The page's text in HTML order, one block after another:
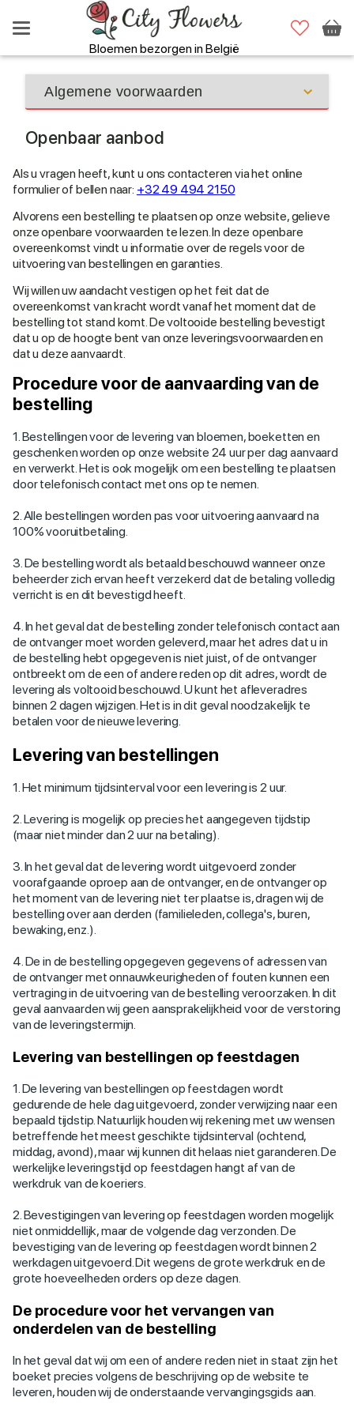
Bloemen bezorgen in België
Openbaar aanbod
Als u vragen heeft, kunt u ons contacteren via het online
formulier of bellen naar: +32 49 494 2150
Alvorens een bestelling te plaatsen op onze website, gelieve
onze openbare voorwaarden te lezen. In deze openbare
overeenkomst vindt u informatie over de regels voor de
uitvoering van bestellingen en garanties.
Wij willen uw aandacht vestigen op het feit dat de
overeenkomst van kracht wordt vanaf het moment dat de
bestelling tot stand komt. De voltooide bestelling bevestigt
dat u op de hoogte bent van onze leveringsvoorwaarden en
dat u deze aanvaardt.
Procedure voor de aanvaarding van de
bestelling
1. Bestellingen voor de levering van bloemen, boeketten en
geschenken worden op onze website 24 uur per dag aanvaard
en verwerkt. Het is ook mogelijk om een bestelling te plaatsen
door telefonisch contact met ons op te nemen.
2. Alle bestellingen worden pas voor uitvoering aanvaard na
100% vooruitbetaling.
3. De bestelling wordt als betaald beschouwd wanneer onze
beheerder zich ervan heeft verzekerd dat de betaling volledig
verricht is en dit bevestigd heeft.
4. In het geval dat de bestelling zonder telefonisch contact aan
de ontvanger moet worden geleverd, maar het adres dat u in
de bestelling hebt opgegeven is niet juist, of de ontvanger
ontbreekt om de een of andere reden op dit adres, wordt de
levering als voltooid beschouwd. U kunt het afleveradres
binnen 2 dagen wijzigen. Het is in dit geval noodzakelijk te
betalen voor de nieuwe levering.
Levering van bestellingen
1. Het minimum tijdsinterval voor een levering is 2 uur.
2. Levering is mogelijk op precies het aangegeven tijdstip
(maar niet minder dan 2 uur na betaling).
3. In het geval dat de levering wordt uitgevoerd zonder
voorafgaande oproep aan de ontvanger, en de ontvanger op
het moment van de levering niet ter plaatse is, dragen wij de
bestelling over aan derden (familieleden, collega's, buren,
bewaking, enz.).
4. De in de bestelling opgegeven gegevens of adressen van
de ontvanger met onnauwkeurigheden of fouten kunnen een
vertraging in de uitvoering van de bestelling veroorzaken. In dit
geval aanvaarden wij geen aansprakelijkheid voor de verstoring
van de leveringstermijn.
Levering van bestellingen op feestdagen
1. De levering van bestellingen op feestdagen wordt
gedurende de hele dag uitgevoerd, zonder verwijzing naar een
bepaald tijdstip. Natuurlijk houden wij rekening met uw wensen
betreffende het meest geschikte tijdsinterval (ochtend,
middag, avond), maar wij kunnen dit helaas niet garanderen. De
werkelijke leveringstijd op feestdagen hangt af van de
werkdruk van de koeriers.
2. Bevestigingen van levering op feestdagen worden mogelijk
niet onmiddellijk, maar de volgende dag verzonden. De
bevestiging van de levering op feestdagen wordt binnen 2
werkdagen uitgevoerd. Dit wegens de grote werkdruk en de
grote hoeveelheden orders op deze dagen.
De procedure voor het vervangen van
onderdelen van de bestelling
In het geval dat wij om een of andere reden niet in staat zijn het
boeket precies volgens de beschrijving op de website te
leveren, houden wij de onderstaande vervangingsgids aan.